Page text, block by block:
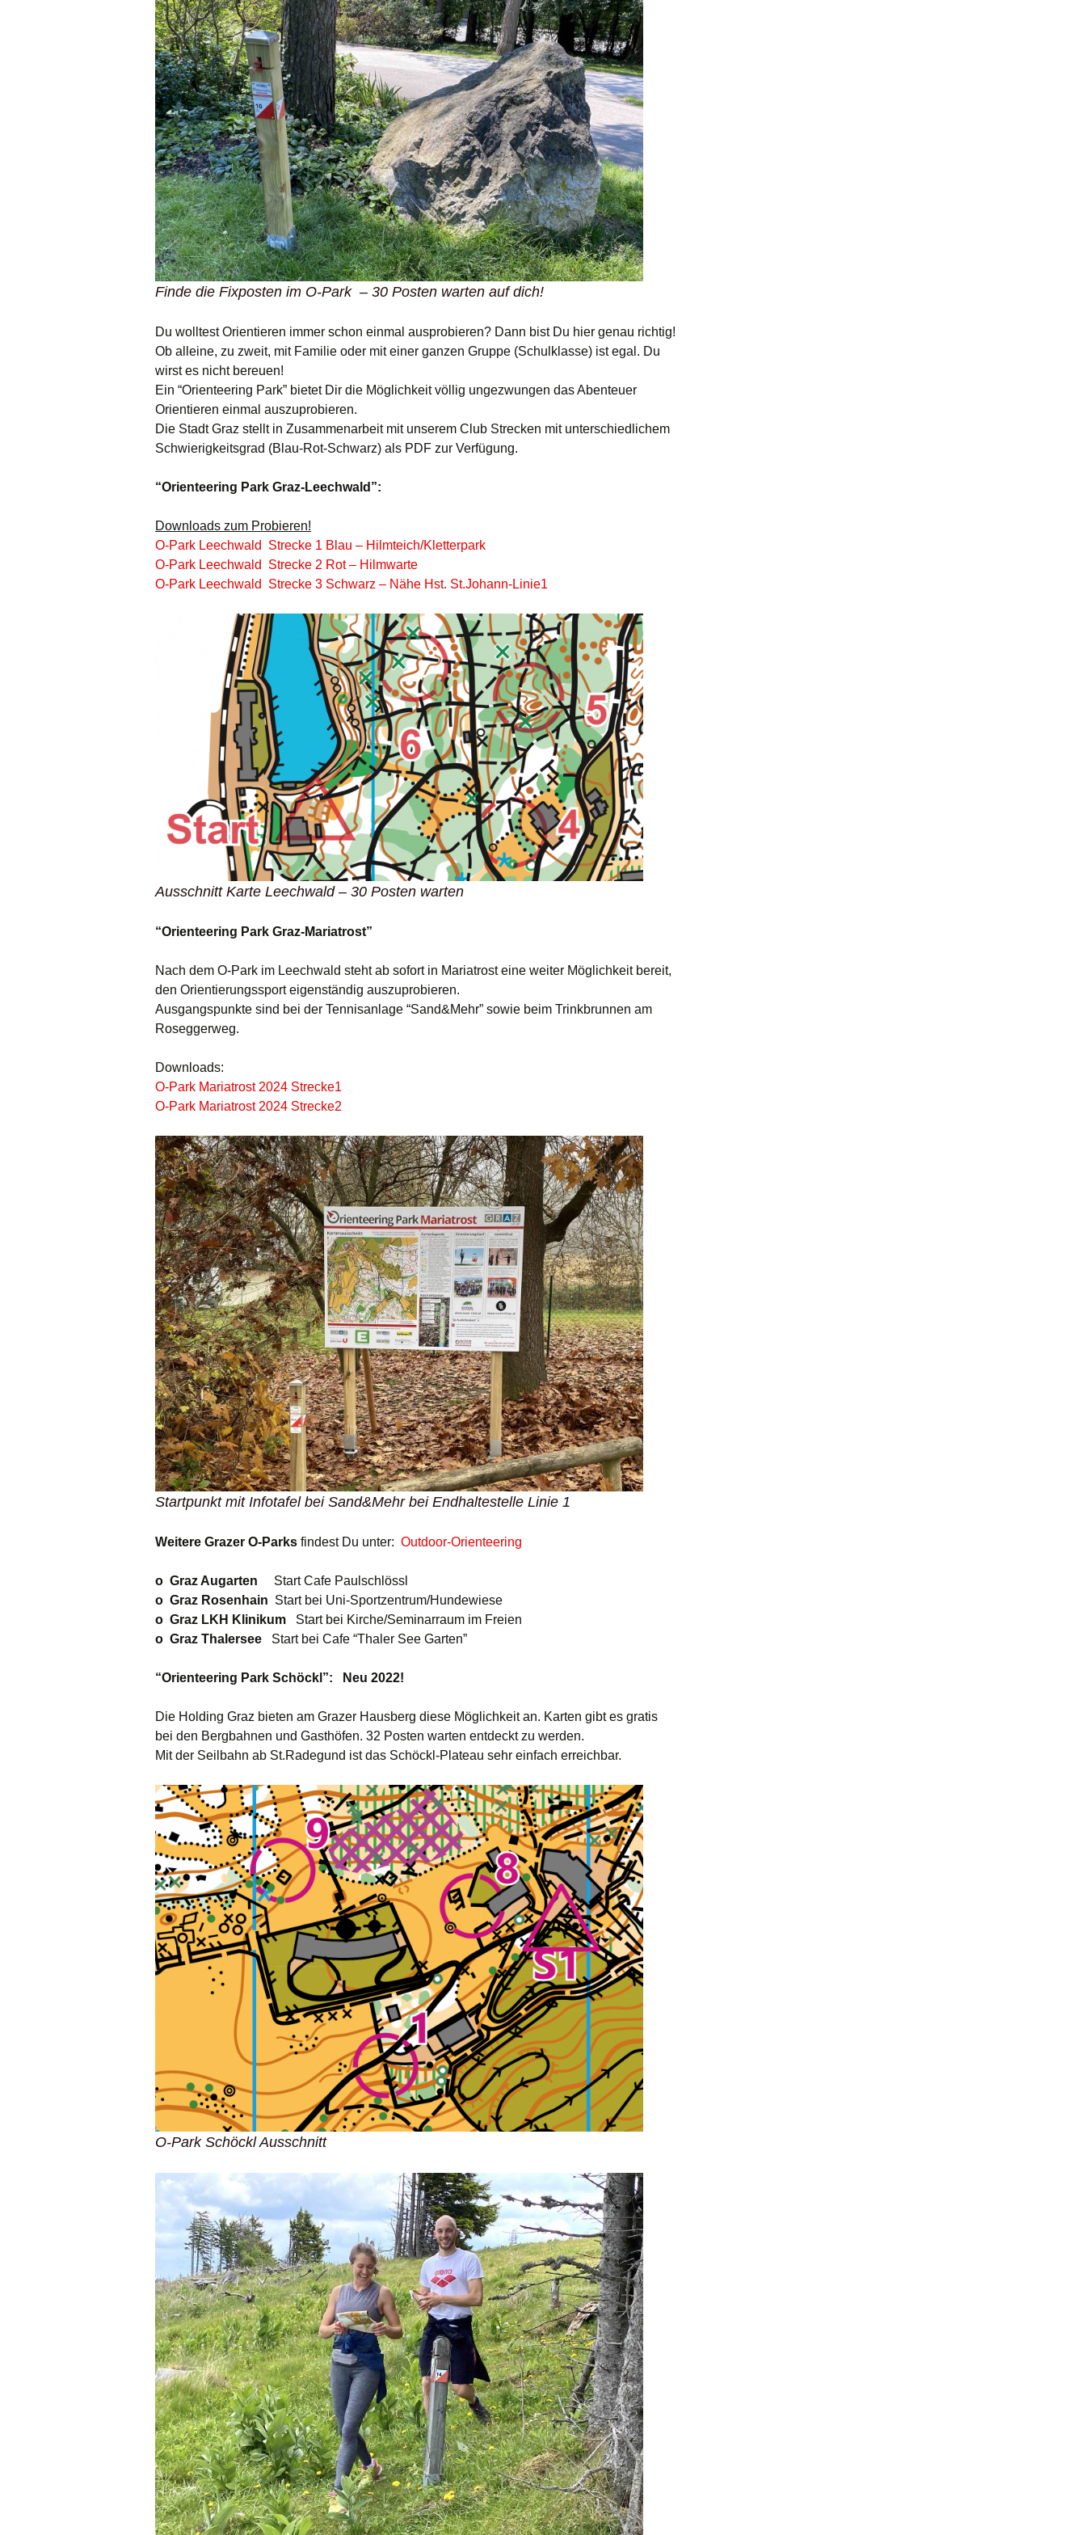
Kräftereich Orienteering
Styrian O-Days 2017 –
Staatsmeisterschaften
Finde die Fixposten im O-Park – 30 Posten warten auf dich!
Du wolltest Orientieren immer schon einmal ausprobieren? Dann bist Du hier genau richtig!
Ob alleine, zu zweit, mit Familie oder mit einer ganzen Gruppe (Schulklasse) ist egal. Du
wirst es nicht bereuen!
Ein “Orienteering Park” bietet Dir die Möglichkeit völlig ungezwungen das Abenteuer
Orientieren einmal auszuprobieren.
Die Stadt Graz stellt in Zusammenarbeit mit unserem Club Strecken mit unterschiedlichem
Schwierigkeitsgrad (Blau-Rot-Schwarz) als PDF zur Verfügung.
“Orienteering Park Graz-Leechwald”:
Downloads zum Probieren!
O-Park Leechwald Strecke 1 Blau – Hilmteich/Kletterpark
O-Park Leechwald Strecke 2 Rot – Hilmwarte
O-Park Leechwald Strecke 3 Schwarz – Nähe Hst. St.Johann-Linie1
Ausschnitt Karte Leechwald – 30 Posten warten
“Orienteering Park Graz-Mariatrost”
Nach dem O-Park im Leechwald steht ab sofort in Mariatrost eine weiter Möglichkeit bereit,
den Orientierungssport eigenständig auszuprobieren.
Ausgangspunkte sind bei der Tennisanlage “Sand&Mehr” sowie beim Trinkbrunnen am
Roseggerweg.
Downloads:
O-Park Mariatrost 2024 Strecke1
O-Park Mariatrost 2024 Strecke2
Startpunkt mit Infotafel bei Sand&Mehr bei Endhaltestelle Linie 1
Weitere Grazer O-Parks findest Du unter: Outdoor-Orienteering
o Graz Augarten Start Cafe Paulschlössl
o Graz Rosenhain Start bei Uni-Sportzentrum/Hundewiese
o Graz LKH Klinikum Start bei Kirche/Seminarraum im Freien
o Graz Thalersee Start bei Cafe “Thaler See Garten”
“Orienteering Park Schöckl”: Neu 2022!
Die Holding Graz bieten am Grazer Hausberg diese Möglichkeit an. Karten gibt es gratis
bei den Bergbahnen und Gasthöfen. 32 Posten warten entdeckt zu werden.
Mit der Seilbahn ab St.Radegund ist das Schöckl-Plateau sehr einfach erreichbar.
O-Park Schöckl Ausschnitt